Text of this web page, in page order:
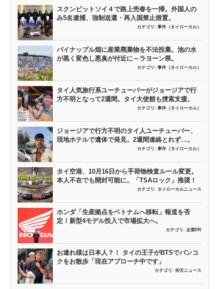
スクンビットソイ４で路上売春を一掃。外国人の
み5名逮捕、強制送還・再入国禁止措置。
カテゴリ: 事件（タイローカル）
パイナップル畑に産業廃棄物を不法投棄。池の水
が黒く変色し悪臭が付近に～ラヨーン県。
カテゴリ: 事件（タイローカル）
タイ人気旅行系ユーチューバーがジョージアで行
方不明となって2週間。タイ大使館も捜索支援。
カテゴリ: 事件（タイローカル）
ジョージアで行方不明のタイ人ユーチューバー、
現地ホテルで遺体で発見。2週間連絡とれず…。
カテゴリ: 事件（タイローカル）
タイ空港、10月16日から手荷物検査ルール変更。
本人不在でも開封可能に。「TSAロック」推奨！
カテゴリ: タイローカルニュース
ホンダ「生産拠点をベトナムへ移転」報道を否
定！新型4モデル投入で市場拡大へ。
カテゴリ: 企業PR
お連れ様は日本人？！ タイの王子がBTSでバンコ
クをお散歩「現在アプローチ中です」
カテゴリ: 仰天ニュース